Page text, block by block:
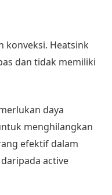
konveksi. Heatsink
dan tidak memiliki
daya
menghilangkan
efektif dalam
active